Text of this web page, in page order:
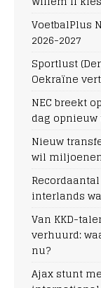
VoetbalPlus
2026-2027
Sportlust
Oekraïne
NEC breekt
dag
Nieuw
wil
interlands
Van KKD-
verhuurd:
nu?
Ajax stunt